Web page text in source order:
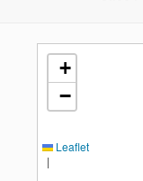
+
−
Leaflet
|